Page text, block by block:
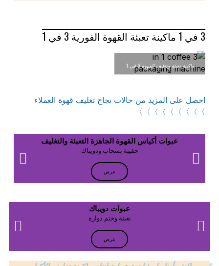
3 في 1 ماكينة تعبئة القهوة الفورية 3 في 1
ماكينة تعبئة وتغليف القهوة 3 في 1
احصل على المزيد من حالات نجاح تغليف قهوة العملاء
〉〉〉〉〉〉〉〉〉
عبوات أكياس القهوة الجاهزة التعبئة والتغليف
حقيبة بسحاب ودويباك
عرض
عبوات دويباك
تعبئة وختم دوارة
عرض